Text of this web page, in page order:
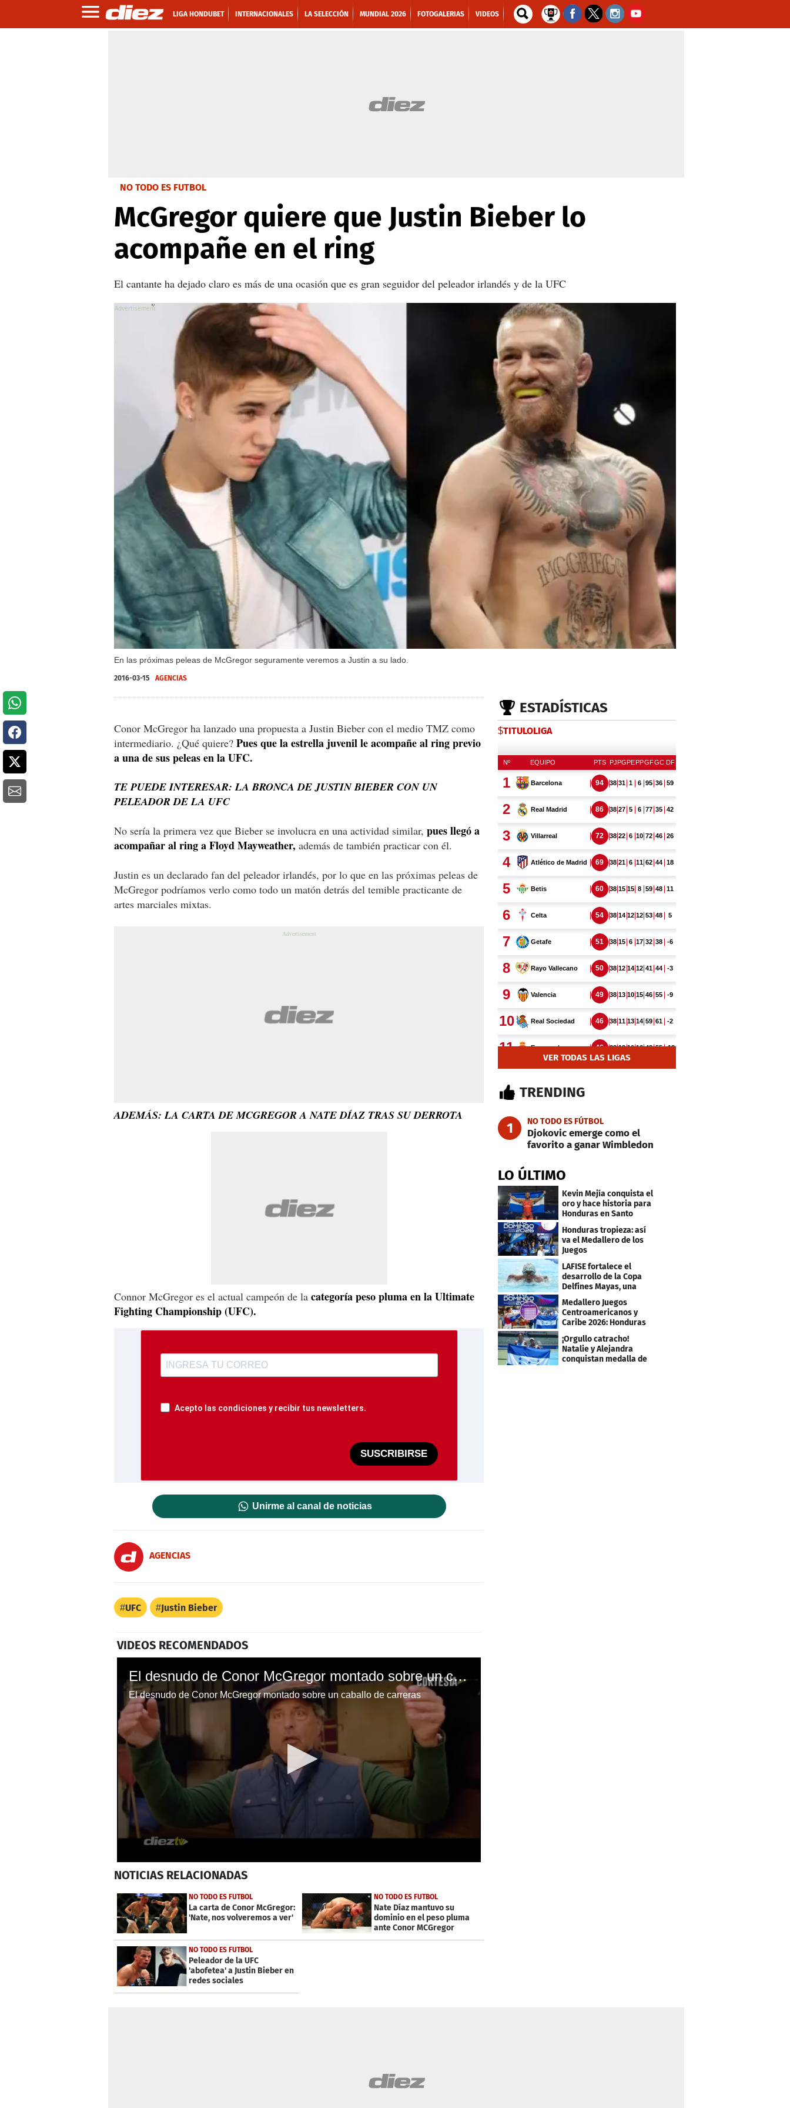
LIGA HONDUBET INTERNACIONALES LA SELECCIÓN MUNDIAL 2026 FOTOGALERIAS VIDEOS
NO TODO ES FUTBOL
McGregor quiere que Justin Bieber lo
acompañe en el ring
El cantante ha dejado claro es más de una ocasión que es gran seguidor del peleador irlandés y de la UFC
En las próximas peleas de McGregor seguramente veremos a Justin a su lado.
X
2016-03-15 AGENCIAS
Conor McGregor ha lanzado una propuesta a Justin Bieber con el medio TMZ como
intermediario. ¿Qué quiere? Pues que la estrella juvenil le acompañe al ring previo
a una de sus peleas en la UFC.
TE PUEDE INTERESAR: LA BRONCA DE JUSTIN BIEBER CON UN
PELEADOR DE LA UFC
No sería la primera vez que Bieber se involucra en una actividad similar, pues llegó a
acompañar al ring a Floyd Mayweather, además de también practicar con él.
Justin es un declarado fan del peleador irlandés, por lo que en las próximas peleas de
McGregor podríamos verlo como todo un matón detrás del temible practicante de
artes marciales mixtas.
ADEMÁS: LA CARTA DE MCGREGOR A NATE DÍAZ TRAS SU DERROTA
Connor McGregor es el actual campeón de la categoría peso pluma en la Ultimate
Fighting Championship (UFC).
Acepto las condiciones y recibir tus newsletters.
SUSCRIBIRSE
Unirme al canal de noticias
AGENCIAS
UFC Justin Bieber
VIDEOS RECOMENDADOS
El desnudo de Conor McGregor montado sobre un caballo de carreras
El desnudo de Conor McGregor montado sobre un caballo de carreras
seconds
20
secondsVolume
0%
NOTICIAS RELACIONADAS
NO TODO ES FUTBOL
La carta de Conor McGregor:
'Nate, nos volveremos a ver'
NO TODO ES FUTBOL
Nate Díaz mantuvo su
dominio en el peso pluma
ante Conor MCGregor
NO TODO ES FUTBOL
Peleador de la UFC
'abofetea' a Justin Bieber en
redes sociales
ESTADÍSTICAS
$TITULOLIGA
VER TODAS LAS LIGAS
TRENDING
1 NO TODO ES FÚTBOL
Djokovic emerge como el
favorito a ganar Wimbledon
LO ÚLTIMO
Kevin Mejía conquista el
oro y hace historia para
Honduras en Santo
Honduras tropieza: así
va el Medallero de los
Juegos
Centroamericanos y
Caribe 2026
LAFISE fortalece el
desarrollo de la Copa
Delfines Mayas, una
fiesta para la natación
Medallero Juegos
Centroamericanos y
Caribe 2026: Honduras
escala puestos
¡Orgullo catracho!
Natalie y Alejandra
conquistan medalla de